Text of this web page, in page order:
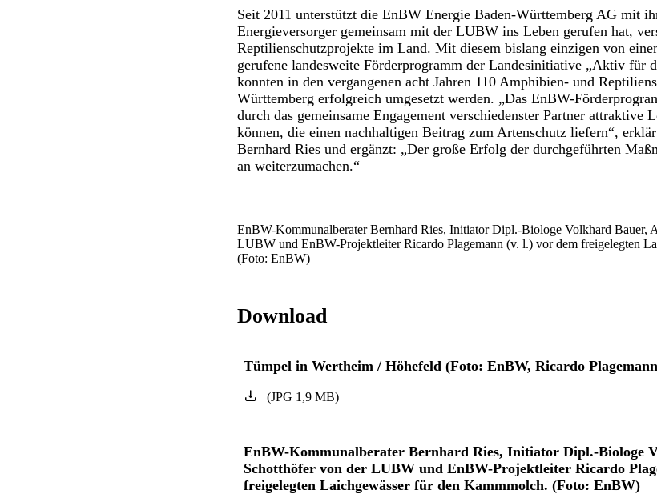
Seit 2011 unterstützt die EnBW Energie Baden-Württemberg AG mit
Energieversorger gemeinsam mit der LUBW ins Leben gerufen hat,
Reptilienschutzprojekte im Land. Mit diesem bislang einzigen von
gerufene landesweite Förderprogramm der Landesinitiative „Aktiv für
konnten in den vergangenen acht Jahren 110 Amphibien- und
Württemberg erfolgreich umgesetzt werden. „Das EnBW-
durch das gemeinsame Engagement verschiedenster Partner attraktive
können, die einen nachhaltigen Beitrag zum Artenschutz liefern“,
Bernhard Ries und ergänzt: „Der große Erfolg der durchgeführten
an weiterzumachen.“
EnBW-Kommunalberater Bernhard Ries, Initiator Dipl.-Biologe Volkhard Bauer,
LUBW und EnBW-Projektleiter Ricardo Plagemann (v. l.) vor dem freigelegten
(Foto: EnBW)
Download
Tümpel in Wertheim / Höhefeld (Foto: EnBW, Ricardo
(JPG 1,9 MB)
EnBW-Kommunalberater Bernhard Ries, Initiator Dipl.-Biologe
Schotthöfer von der LUBW und EnBW-Projektleiter Ricardo
freigelegten Laichgewässer für den Kammmolch. (Foto: EnBW)